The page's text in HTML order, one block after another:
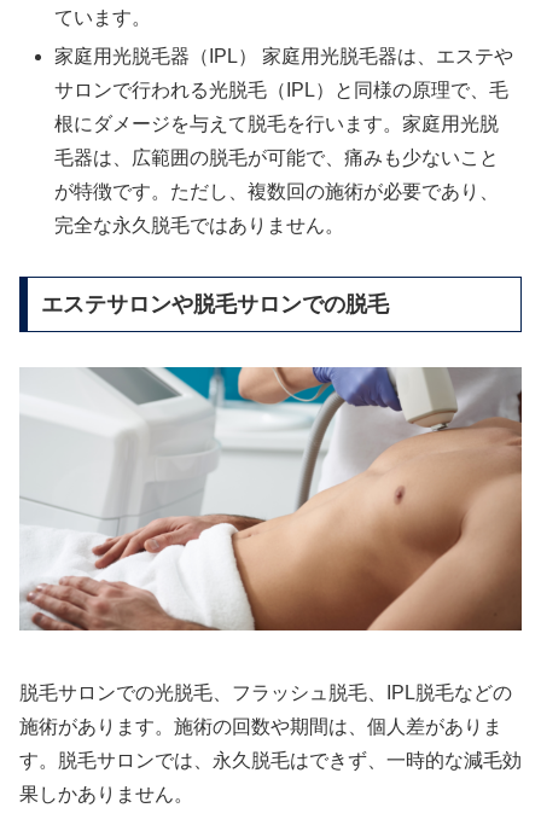
ています。
家庭用光脱毛器（IPL） 家庭用光脱毛器は、エステや
サロンで行われる光脱毛（IPL）と同様の原理で、毛
根にダメージを与えて脱毛を行います。家庭用光脱
毛器は、広範囲の脱毛が可能で、痛みも少ないこと
が特徴です。ただし、複数回の施術が必要であり、
完全な永久脱毛ではありません。
エステサロンや脱毛サロンでの脱毛
脱毛サロンでの光脱毛、フラッシュ脱毛、IPL脱毛などの
施術があります。施術の回数や期間は、個人差がありま
す。脱毛サロンでは、永久脱毛はできず、一時的な減毛効
果しかありません。